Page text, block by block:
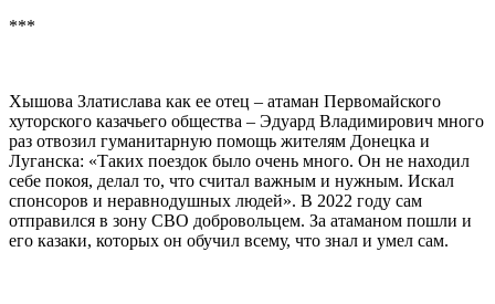
***
Хышова Златислава как ее отец – атаман Первомайского
хуторского казачьего общества – Эдуард Владимирович много
раз отвозил гуманитарную помощь жителям Донецка и
Луганска: «Таких поездок было очень много. Он не находил
себе покоя, делал то, что считал важным и нужным. Искал
спонсоров и неравнодушных людей». В 2022 году сам
отправился в зону СВО добровольцем. За атаманом пошли и
его казаки, которых он обучил всему, что знал и умел сам.